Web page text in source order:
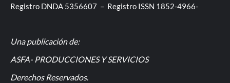
Registro DNDA 5356607 – Registro ISSN 1852-4966-
Una publicación de:
ASFA- PRODUCCIONES Y SERVICIOS
Derechos Reservados.